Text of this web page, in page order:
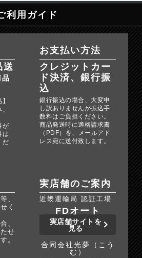
利用ガイド
送
品
が
は
だ
お支払い方法
クレジットカー
ド決済、銀行振
込
銀行振込の場合、大変申
し訳ありませんが振込手
数料はご負担ください。
商品発送時に適格請求書
（PDF）を、メールアド
レス宛に送付致します。
、
く
、
せ
。
実店舗のご案内
近畿運輸局 認証工場
FDオート
実店舗サイトを
見る
合同会社光夢（こう
む）